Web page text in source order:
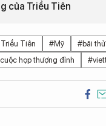
của Triều Tiên
Tiên #Mỹ
#bãi
họp thượng đỉnh